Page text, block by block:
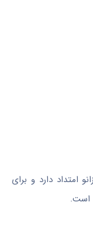
امتداد دارد و برای
است.